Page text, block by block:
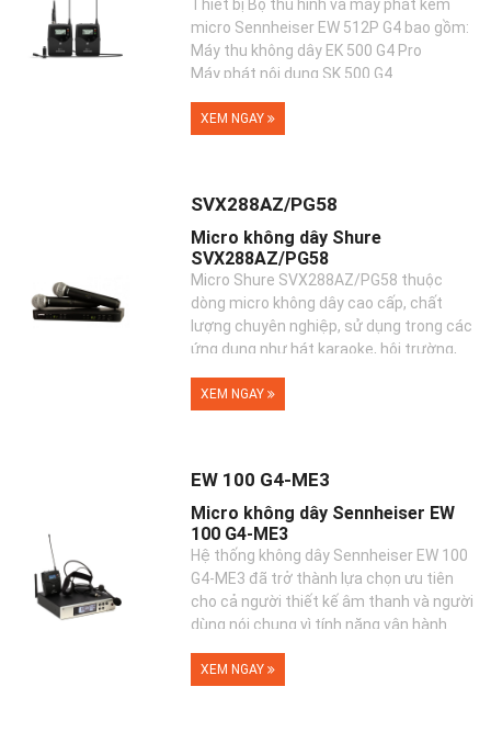
Thiết bị Bộ thu hình và máy phát kèm
micro Sennheiser EW 512P G4 bao gồm:
Máy thu không dây EK 500 G4 Pro
Máy phát nội dung SK 500 G4
XEM NGAY
SVX288AZ/PG58
Micro không dây Shure
SVX288AZ/PG58
Micro Shure SVX288AZ/PG58 thuộc
dòng micro không dây cao cấp, chất
lượng chuyên nghiệp, sử dụng trong các
ứng dụng như hát karaoke, hội trường,
XEM NGAY
EW 100 G4-ME3
Micro không dây Sennheiser EW
100 G4-ME3
Hệ thống không dây Sennheiser EW 100
G4-ME3 đã trở thành lựa chọn ưu tiên
cho cả người thiết kế âm thanh và người
dùng nói chung vì tính năng vận hành
XEM NGAY